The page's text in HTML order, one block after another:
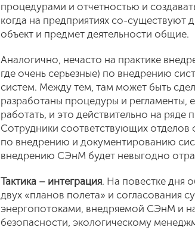
процедурами и отчетностью и
когда на предприятиях со-существуют
объект и предмет деятельности общие.
Аналогично, нечасто на практике
где очень серьезные) по внедрению
систем. Между тем, там может быть
разработаны процедуры и регламенты,
работать, и это действительно на ряде
Сотрудники соответствующих
по внедрению и документированию
внедрению СЭнМ будет невыгодно
Тактика – интеграция. На повестке дня
двух «планов полета» и согласования
энергопотоками, внедряемой СЭнМ и
безопасности, экологическому